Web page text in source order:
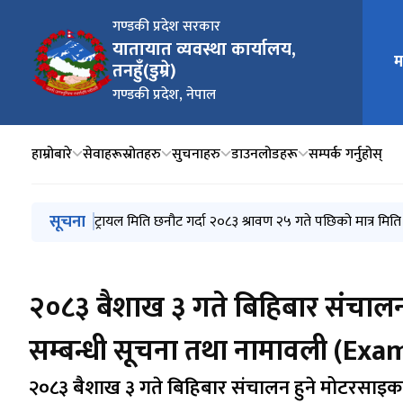
गण्डकी प्रदेश सरकार
यातायात व्यवस्था कार्यालय,
तनहुँ(डुम्रे)
गण्डकी प्रदेश, नेपाल
मुख्य
हाम्रोबारे सेवाहरूस्रोतहरु सुचनाहरु डाउनलोडहरू सम्पर्क गर्नुहोस्
मुख्य नेभिगेसनमा जानुहोस्
सूचना नागरिकता र राष्ट्रिय परिचयपत्र भेटिएको सूचना
ट्रायल मिति छनौट गर्दा २०८३ श्रावण २५ गते पछिको मात्र
लाइसेन्स तथा सवारी ब्लुबुक लगायतका सेवाहरु अवरुद्ध
2026 January 21 देखि 2026 April 14 सम्मको स्मार्ट कार्ड
२०८३ श्रावण ६ गते बुधबारदेखि ८ गते बिहिबारसम्म संचालन
२०८३ बैशाख ३ गते बिहिबार
सम्बन्धी सूचना तथा नामावली
२०८३ बैशाख ३ गते बिहिबार संचालन हुने